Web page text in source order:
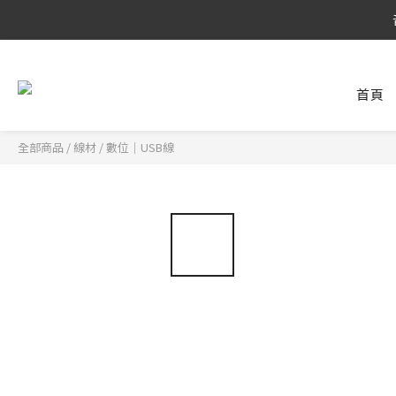
8/6 ~ 8/9
首頁
全部商品 / 線材 /數位｜USB線